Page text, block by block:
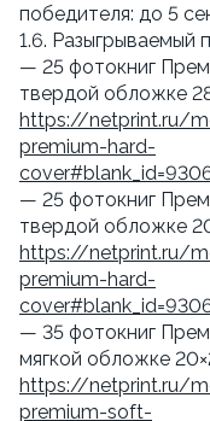
победителя: до 5
1.6. Разыгрываемый
— 25 фотокниг
твердой обложке
https://netprint.ru/
premium-hard-
— 25 фотокниг
твердой обложке
https://netprint.ru/
premium-hard-
— 35 фотокниг
мягкой обложке
https://netprint.ru/
premium-soft-